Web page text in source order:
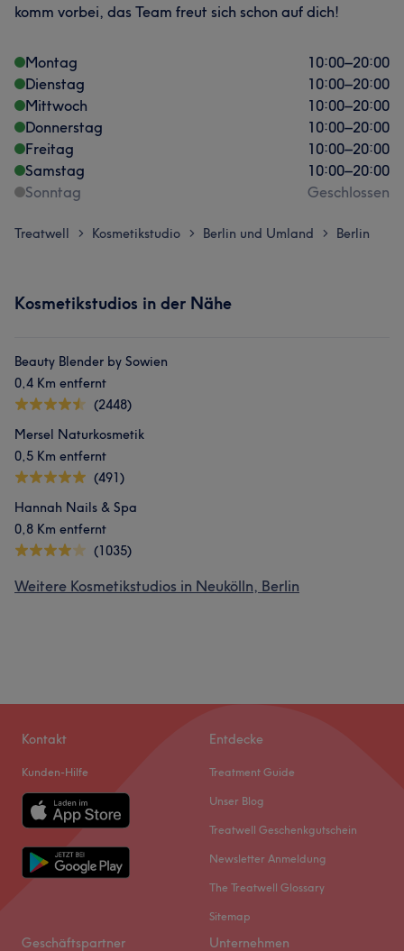
komm vorbei, das Team freut sich schon auf dich!
Montag 10:00–20:00
Dienstag
10:00–20:00
Mittwoch
10:00–20:00
Donnerstag
10:00–20:00
Freitag
10:00–20:00
Samstag
10:00–20:00
Sonntag
Geschlossen
Treatwell > Kosmetikstudio > Berlin und Umland > Berlin
Kosmetikstudios in der Nähe
Beauty Blender by Sowien
0,4 Km entfernt
(2448)
Mersel Naturkosmetik
0,5 Km entfernt
(491)
Hannah Nails & Spa
0,8 Km entfernt
(1035)
Weitere Kosmetikstudios in Neukölln, Berlin
Kontakt
Kunden-Hilfe
Entdecke
Treatment Guide
Unser Blog
Treatwell Geschenkgutschein
Newsletter Anmeldung
The Treatwell Glossary
Sitemap
Geschäftspartner Unternehmen